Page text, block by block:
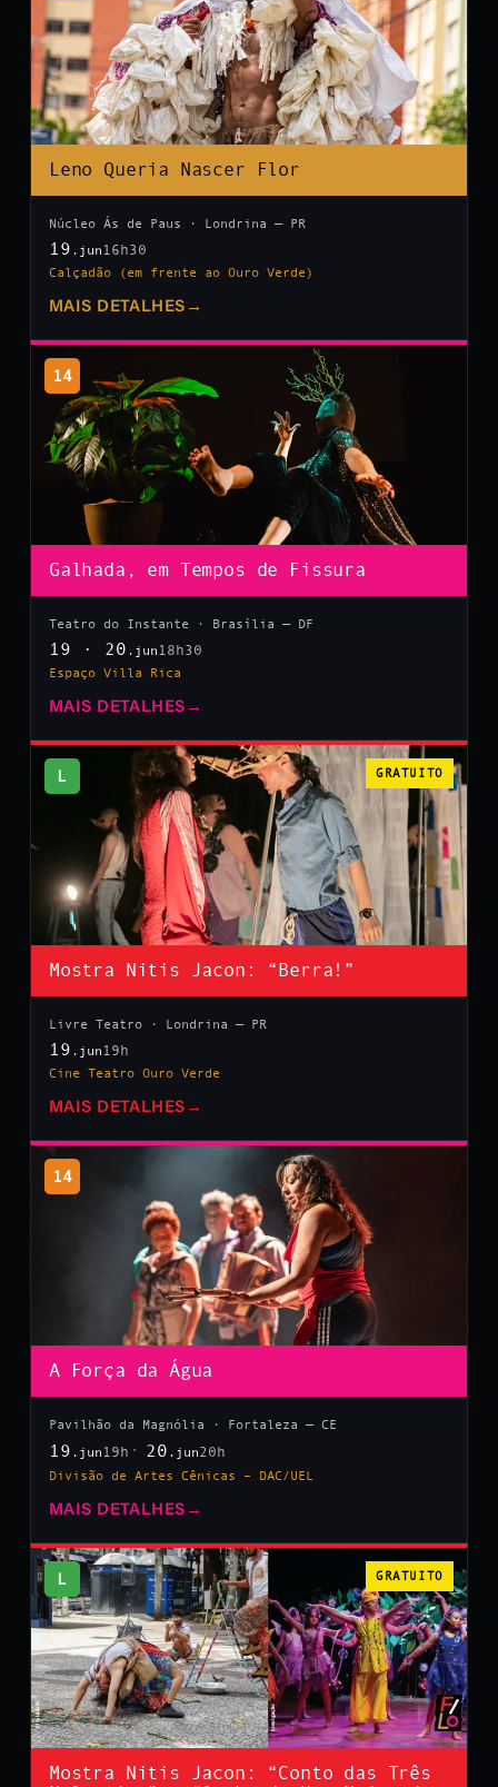
Leno Queria Nascer Flor
Núcleo Ás de Paus · Londrina — PR
19 .jun 16h30
Calçadão (em frente ao Ouro Verde)
MAIS DETALHES →
14
Galhada, em Tempos de Fissura
Teatro do Instante · Brasília — DF
19 · 20 .jun 18h30
Espaço Villa Rica
MAIS DETALHES →
L GRATUITO
Mostra Nitis Jacon: “Berra!”
Livre Teatro · Londrina — PR
19 .jun 19h
Cine Teatro Ouro Verde
MAIS DETALHES →
14
A Força da Água
Pavilhão da Magnólia · Fortaleza — CE
19 .jun 19h 20 .jun20h
Divisão de Artes Cênicas – DAC/UEL
MAIS DETALHES →
L GRATUITO
Mostra Nitis Jacon: “Conto das Três